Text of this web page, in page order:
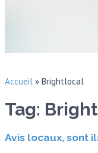
Accueil » Brightlocal
Tag:
Avis locaux, sont